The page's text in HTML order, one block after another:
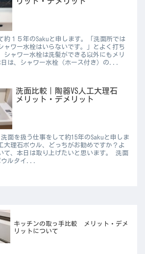
約１５年のSakuと申します。「洗面所では
ャワー水栓はいらないです。」とよく打ち
シャワー水栓は洗髪ができる以外にもメリ
は、シャワー水栓（ホース付き）の...
洗面比較｜陶器VS人工大理石
メリット・デメリット
面を扱う仕事をして約15年のSakuと申しま
大理石ボウル、どっちがお勧めですか？よ
て、本日は取り上げたいと思います。 洗面
ウルタイ...
キッチンの取っ手比較 メリット・デメ
リットについて